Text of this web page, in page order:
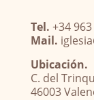
Tel. +34
Mail.
Ubicación.
C. del
46003